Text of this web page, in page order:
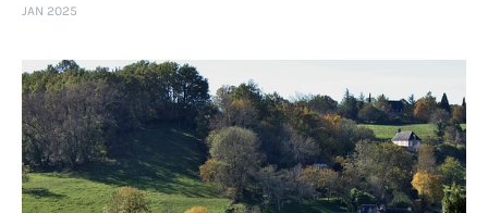
JAN 2025